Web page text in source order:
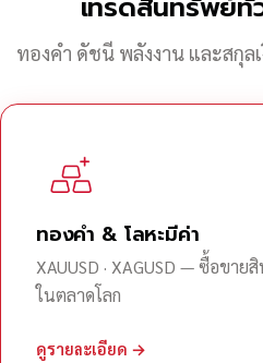
ทองคำ ดัชนี พลังงาน และสกุ
ทองคำ & โลหะมีค่า
XAUUSD · XAGUSD — ซื้อขา
ในตลาดโลก
ดูรายละเอียด →